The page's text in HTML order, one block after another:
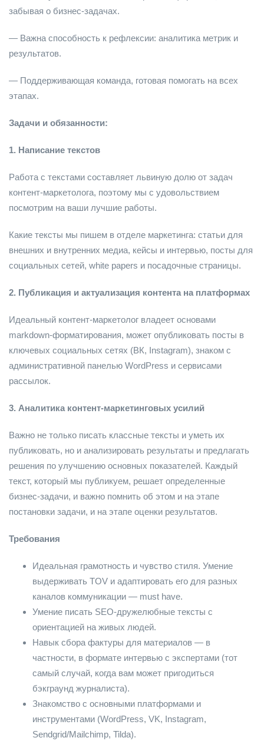
забывая о бизнес-задачах.
— Важна способность к рефлексии: аналитика метрик и
результатов.
— Поддерживающая команда, готовая помогать на всех
этапах.
Задачи и обязанности:
1. Написание текстов
Работа с текстами составляет львиную долю от задач
контент-маркетолога, поэтому мы с удовольствием
посмотрим на ваши лучшие работы.
Какие тексты мы пишем в отделе маркетинга: статьи для
внешних и внутренних медиа, кейсы и интервью, посты для
социальных сетей, white papers и посадочные страницы.
2. Публикация и актуализация контента на платформах
Идеальный контент-маркетолог владеет основами
markdown-форматирования, может опубликовать посты в
ключевых социальных сетях (ВК, Instagram), знаком с
административной панелью WordPress и сервисами
рассылок.
3. Аналитика контент-маркетинговых усилий
Важно не только писать классные тексты и уметь их
публиковать, но и анализировать результаты и предлагать
решения по улучшению основных показателей. Каждый
текст, который мы публикуем, решает определенные
бизнес-задачи, и важно помнить об этом и на этапе
постановки задачи, и на этапе оценки результатов.
Требования
Идеальная грамотность и чувство стиля. Умение
выдерживать TOV и адаптировать его для разных
каналов коммуникации — must have.
Умение писать SEO-дружелюбные тексты с
ориентацией на живых людей.
Навык сбора фактуры для материалов — в
частности, в формате интервью с экспертами (тот
самый случай, когда вам может пригодиться
бэкграунд журналиста).
Знакомство с основными платформами и
инструментами (WordPress, VK, Instagram,
Sendgrid/Mailchimp, Tilda).